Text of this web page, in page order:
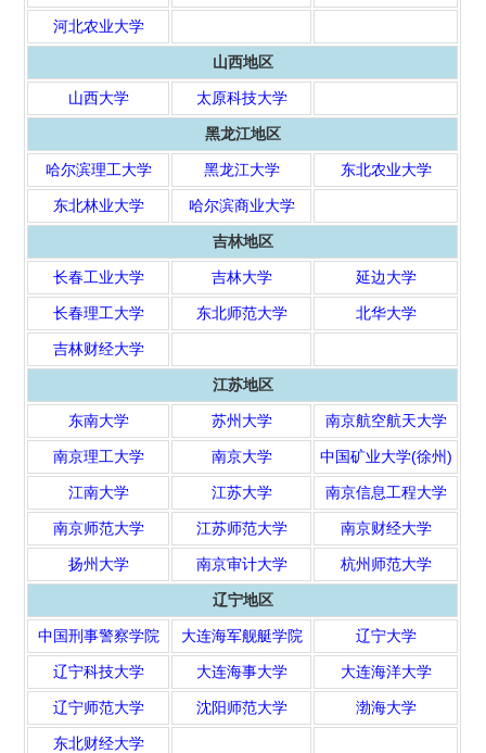
河北农业大学
山西地区
山西大学 太原科技大学
黑龙江地区
哈尔滨理工大学 黑龙江大学 东北农业大学
东北林业大学 哈尔滨商业大学
吉林地区
长春工业大学 吉林大学 延边大学
长春理工大学 东北师范大学 北华大学
吉林财经大学
江苏地区
东南大学 苏州大学 南京航空航天大学
南京理工大学 南京大学 中国矿业大学(徐州)
江南大学 江苏大学 南京信息工程大学
南京师范大学 江苏师范大学 南京财经大学
扬州大学 南京审计大学 杭州师范大学
辽宁地区
中国刑事警察学院 大连海军舰艇学院 辽宁大学
辽宁科技大学 大连海事大学 大连海洋大学
辽宁师范大学 沈阳师范大学 渤海大学
东北财经大学